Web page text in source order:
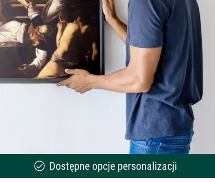
Dostępne opcje personalizacji